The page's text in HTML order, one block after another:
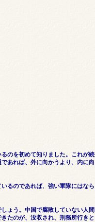
のを初めて知りました。これが続
あれば、外に向かうより、内に向
るのであれば、強い軍隊にはなら
ょう。中国で腐敗していない人間
たのが、没収され、刑務所行きと